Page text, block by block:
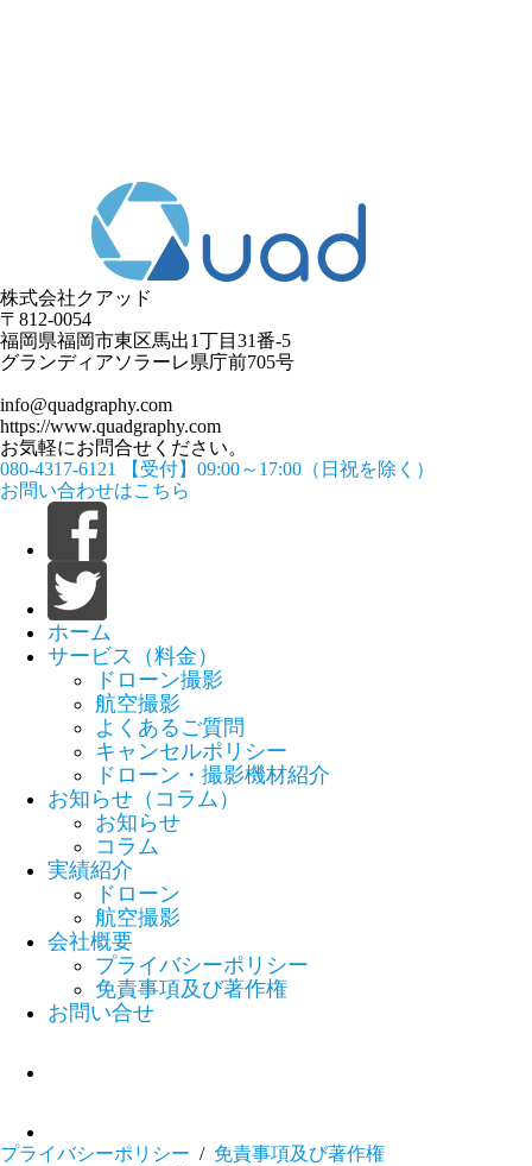
株式会社クアッド
〒812-0054
​福岡県福岡市東区馬出1丁目31番-5
グランディアソラーレ県庁前705号
info@quadgraphy.com
https://www.quadgraphy.com
お気軽にお問合せください。
080-4317-6121
【受付】09:00～17:00（日祝を除く）
お問い合わせはこちら
ホーム
サービス（料金）
ドローン撮影
航空撮影
よくあるご質問
キャンセルポリシー
ドローン・撮影機材紹介
お知らせ（コラム）
お知らせ
コラム
実績紹介
ドローン
航空撮影
会社概要
プライバシーポリシー
免責事項及び著作権
お問い合せ
プライバシーポリシー / 免責事項及び著作権